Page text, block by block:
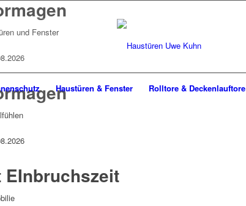
Haustüren & Fenster Rolltore & Deckenlauftore
und Fenster